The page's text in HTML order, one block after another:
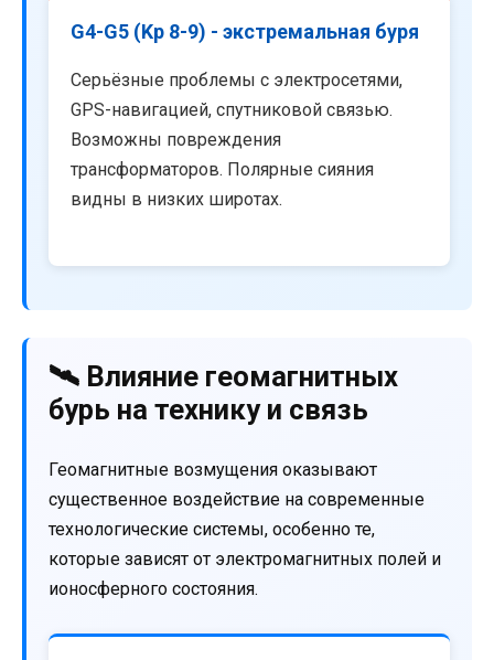
G4-G5 (Kp 8-9) - экстремальная буря
Серьёзные проблемы с электросетями,
GPS-навигацией, спутниковой связью.
Возможны повреждения
трансформаторов. Полярные сияния
видны в низких широтах.
🛰️ Влияние геомагнитных
бурь на технику и связь
Геомагнитные возмущения оказывают
существенное воздействие на современные
технологические системы, особенно те,
которые зависят от электромагнитных полей и
ионосферного состояния.